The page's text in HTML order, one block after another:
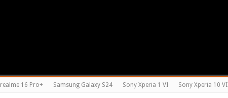
realme 16 Pro+ Samsung Galaxy S24 Sony Xperia 1 VI Sony Xperia 10 VI